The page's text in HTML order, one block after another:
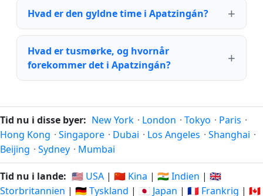
Hvad er den gyldne time i Apatzingán?
Hvad er tusmørke, og hvornår
forekommer det i Apatzingán?
Tid nu i disse byer: New York · London · Tokyo · Paris ·
Hong Kong · Singapore · Dubai · Los Angeles · Shanghai ·
Beijing · Sydney · Mumbai
Tid nu i lande: 🇺🇸 USA | 🇨🇳 Kina | 🇮🇳 Indien | 🇬🇧
Storbritannien | 🇩🇪 Tyskland | 🇯🇵 Japan | 🇫🇷 Frankrig | 🇨🇦